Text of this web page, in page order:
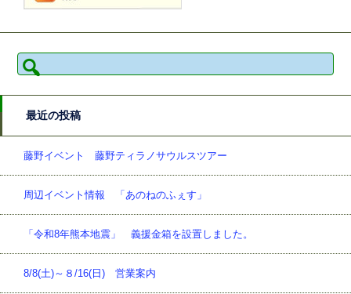
検
索:
最近の投稿
藤野イベント 藤野ティラノサウルスツアー
周辺イベント情報 「あのねのふぇす」
「令和8年熊本地震」 義援金箱を設置しました。
8/8(土)～８/16(日) 営業案内